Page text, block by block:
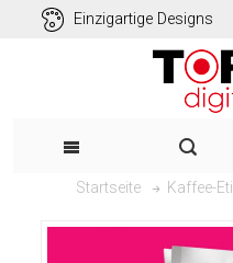
Einzigartige Designs
Startseite Kaffee-